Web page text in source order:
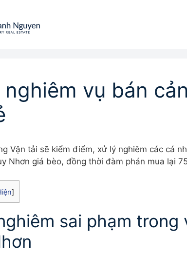
nghiêm vụ bán
Vận tải sẽ kiểm điểm, xử lý nghiêm các cá
Nhơn giá bèo, đồng thời đàm phán mua lại
]
sai phạm trong